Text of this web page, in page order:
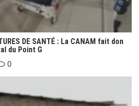
DE SANTÉ : La CANAM fait don
du Point G
0